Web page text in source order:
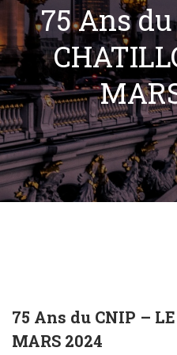
75 Ans
75 Ans du CNIP –
MARS 2024